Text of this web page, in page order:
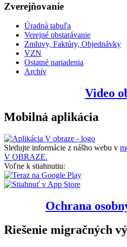
Zverejňovanie
Úradná tabuľa
Verejné obstarávanie
Zmluvy, Faktúry, Objednávky
VZN
Ostatné nariadenia
Archív
Video
Mobilná aplikácia
Sledujte informácie z nášho webu v
V OBRAZE.
Voľne k stiahnutiu:
Ochrana
Riešenie migračných